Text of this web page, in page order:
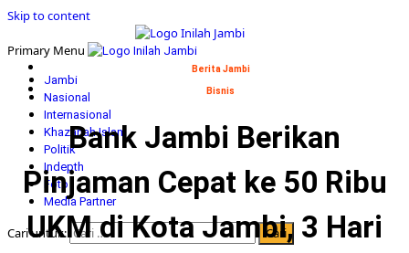
Skip to content
Primary Menu
Jambi
Nasional
Internasional
Khazanah Islam
Politik
Indepth
Foto
Media Partner
Cari untuk:
Berita Jambi
Bisnis
Bank Jambi Berikan
Pinjaman Cepat ke 50 Ribu
UKM di Kota Jambi, 3 Hari